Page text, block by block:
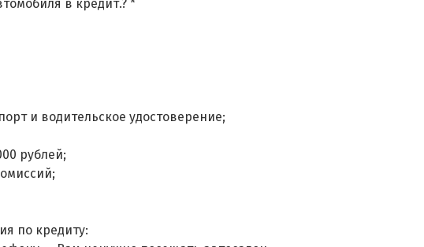
в кредит.? *
и водительское удостоверение;
рублей;
по кредиту: